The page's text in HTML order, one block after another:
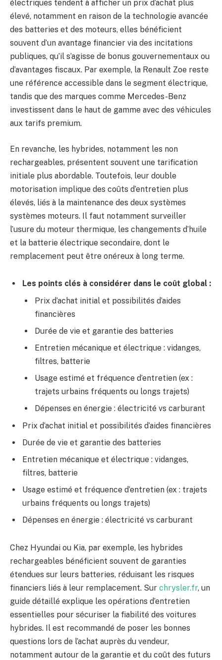
électriques tendent à afficher un prix d’achat plus
élevé, notamment en raison de la technologie avancée
des batteries et des moteurs, elles bénéficient
souvent d’un avantage financier via des incitations
publiques, qu’il s’agisse de bonus gouvernementaux ou
d’avantages fiscaux. Par exemple, la Renault Zoe reste
une référence accessible dans le segment électrique,
tandis que des marques comme Mercedes-Benz
investissent dans le haut de gamme avec des véhicules
aux tarifs premium.
En revanche, les hybrides, notamment les non
rechargeables, présentent souvent une tarification
initiale plus abordable. Toutefois, leur double
motorisation implique des coûts d’entretien plus
élevés, liés à la maintenance des deux systèmes
systèmes moteurs. Il faut notamment surveiller
l’usure du moteur thermique, les changements d’huile
et la batterie électrique secondaire, dont le
remplacement peut être onéreux à long terme.
Les points clés à considérer dans le coût global :
Prix d’achat initial et possibilités d’aides
financières
Durée de vie et garantie des batteries
Entretien mécanique et électrique : vidanges,
filtres, batterie
Usage estimé et fréquence d’entretien (ex :
trajets urbains fréquents ou longs trajets)
Dépenses en énergie : électricité vs carburant
Prix d’achat initial et possibilités d’aides financières
Durée de vie et garantie des batteries
Entretien mécanique et électrique : vidanges,
filtres, batterie
Usage estimé et fréquence d’entretien (ex : trajets
urbains fréquents ou longs trajets)
Dépenses en énergie : électricité vs carburant
Chez Hyundai ou Kia, par exemple, les hybrides
rechargeables bénéficient souvent de garanties
étendues sur leurs batteries, réduisant les risques
financiers liés à leur remplacement. Sur chrysler.fr, un
guide détaillé explique les opérations d’entretien
essentielles pour sécuriser la fiabilité des voitures
hybrides. Il est recommandé de poser les bonnes
questions lors de l’achat auprès du vendeur,
notamment autour de la garantie et du coût des futurs